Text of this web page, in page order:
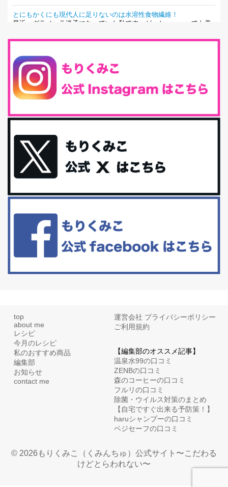
とにもかくにも現代人に足りないのは水溶性食物繊維！
最近、グラノーラ迷子になっていた私です。が、と〜〜〜っても美
腸内環境を整えることは、健康維持の中でいっちばん大事！だと私
は思っています。 ヒトの免...
iHerb特大セール終了間近！みんな何買う？
最近お風呂上がりの炭酸水をシリカシリカにしているんだけど確か
今回は、最近毎回定期的に購入している「楽天ふるさと納税」の返
礼品トップ５を紹介します。今までいろ...
更年期を穏やかに乗りきるために今できる５つのこと。
アラフィフからの体と心の整え方。 私も気づけばアラフィフ、これ
といった更年期症状はまだ...
白髪・美容・免疫力、現代人に足りないのは海藻！
リーブオイルorごま油をたらす。&n...
top
about me
レシピ
今月のレシピ
私のおすすめ商品
編集部
お知らせ
contact me
運営会社 プライバシーポリシー
ご利用規約
【編集部のオススメ記事】
温泉水99の口コミ
ZENBの口コミ
森のコーヒーの口コミ
フルリの口コミ
除菌・ウイルス対策のまとめ
【自宅ですぐ出来る予防策！】
haruシャンプーの口コミ
ベジセーフの口コミ
© 2026もりくみこ（くみんちゅ）公式サイト〜こだわる
けどとらわれない〜